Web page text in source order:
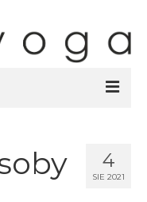
4
SIE 2021